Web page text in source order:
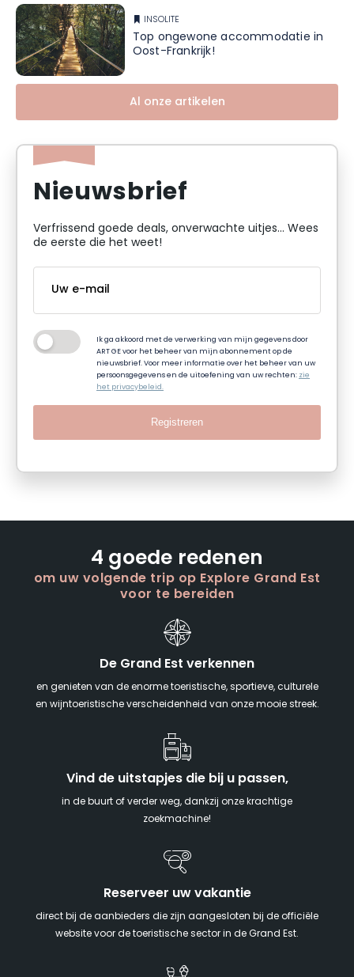
INSOLITE
Top ongewone accommodatie in
Oost-Frankrijk!
Al onze artikelen
Nieuwsbrief
Verfrissend goede deals, onverwachte uitjes... Wees
de eerste die het weet!
Ik ga akkoord met de verwerking van mijn gegevens door
ART GE voor het beheer van mijn abonnement op de
nieuwsbrief. Voor meer informatie over het beheer van uw
persoonsgegevens en de uitoefening van uw rechten: zie
het privacybeleid.
Registreren
4 goede redenen
om uw volgende trip op Explore Grand Est
voor te bereiden
De Grand Est verkennen
en genieten van de enorme toeristische, sportieve, culturele
en wijntoeristische verscheidenheid van onze mooie streek.
Vind de uitstapjes die bij u passen,
in de buurt of verder weg, dankzij onze krachtige
zoekmachine!
Reserveer uw vakantie
direct bij de aanbieders die zijn aangesloten bij de officiële
website voor de toeristische sector in de Grand Est.